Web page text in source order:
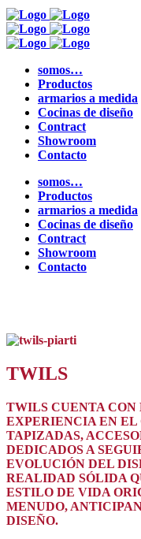
somos…
Productos
armarios a medida
Cocinas de diseño
Contract
Showroom
Contacto
somos…
Productos
armarios a medida
Cocinas de diseño
Contract
Showroom
Contacto
TWILS
TWILS CUENTA CON
EXPERIENCIA EN
TAPIZADAS,
DEDICADOS A
EVOLUCIÓN DEL
REALIDAD SÓLIDA
ESTILO DE VIDA
MENUDO,
DISEÑO.